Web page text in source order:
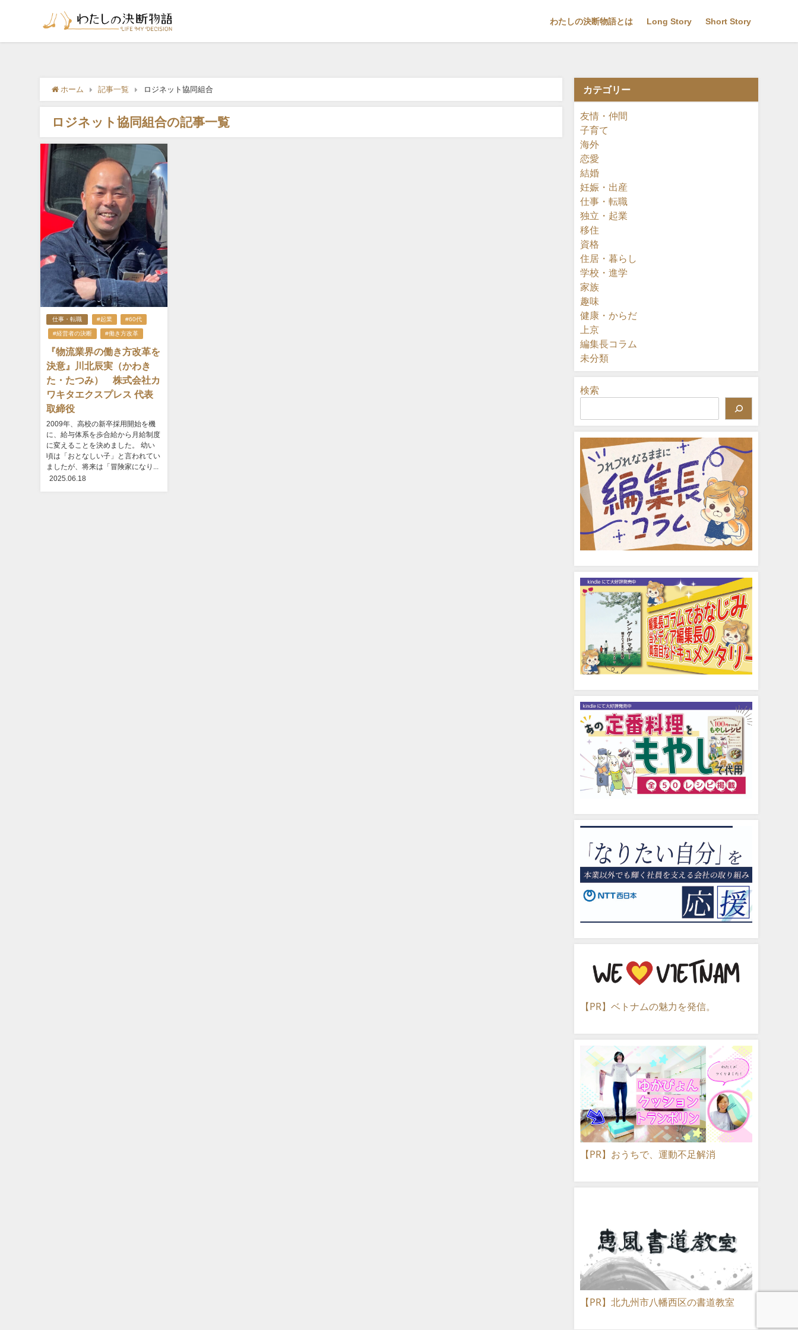
わたしの決断物語とは Long Story Short Story
ホーム 記事一覧 ロジネット協同組合
ロジネット協同組合の記事一覧
仕事・転職 #起業 #60代
#経営者の決断 #働き方改革
『物流業界の働き方改革を
決意』川北辰実（かわき
た・たつみ） 株式会社カ
ワキタエクスプレス 代表
取締役
2009年、高校の新卒採用開始を機
に、給与体系を歩合給から月給制度
に変えることを決めました。 幼い
頃は「おとなしい子」と言われてい
ましたが、将来は「冒険家になり...
2025.06.18
カテゴリー
友情・仲間
子育て
海外
恋愛
結婚
妊娠・出産
仕事・転職
独立・起業
移住
資格
住居・暮らし
学校・進学
家族
趣味
健康・からだ
上京
編集長コラム
未分類
検索
【PR】ベトナムの魅力を発信。
【PR】おうちで、運動不足解消
【PR】北九州市八幡西区の書道教室